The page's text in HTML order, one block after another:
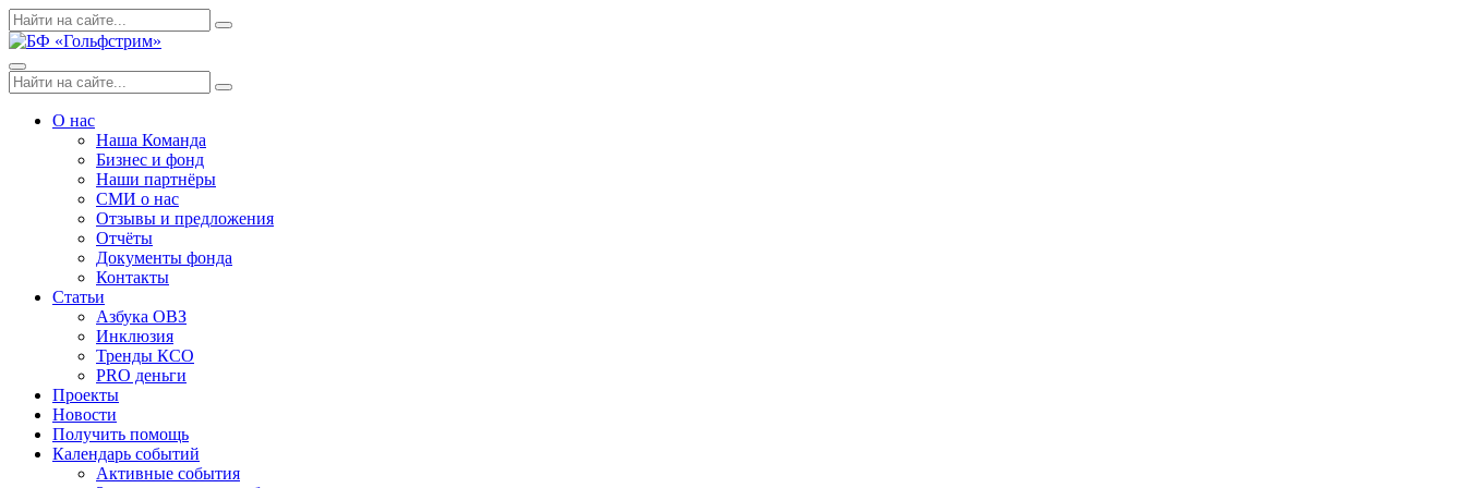
Skip
to
Поиск
по:
Search
Menu
Поиск
по:
Search
О нас
Наша Команда
Бизнес и фонд
Наши партнёры
СМИ о нас
Отзывы и предложения
Отчёты
Документы фонда
Контакты
Статьи
Азбука ОВЗ
Инклюзия
Тренды КСО
PRO деньги
Проекты
Новости
Получить помощь
Календарь событий
Активные события